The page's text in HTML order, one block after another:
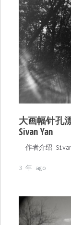
大画幅针孔
Sivan Yan
作者介绍
3 年 ago